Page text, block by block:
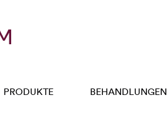
PRODUKTE BEHANDLUNGEN